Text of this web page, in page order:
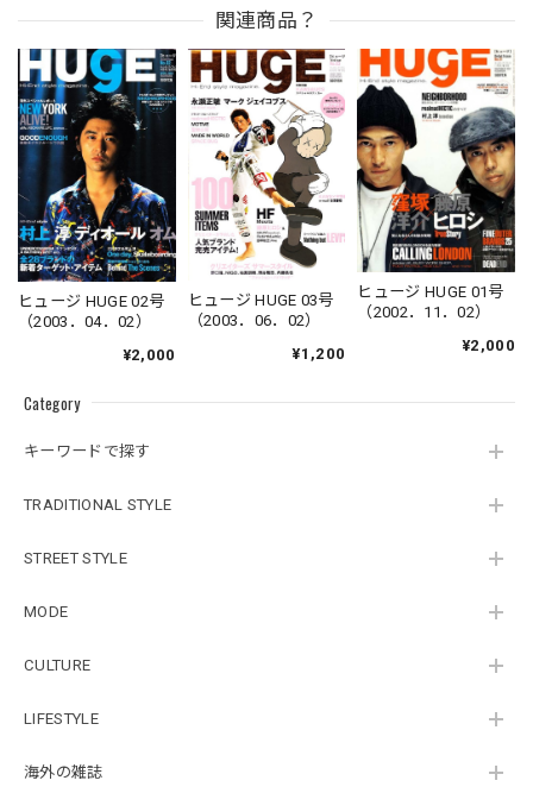
Category
キーワードで探す
TRADITIONAL STYLE
STREET STYLE
MODE
CULTURE
LIFESTYLE
海外の雑誌
関連商品？
ヒュージ HUGE 02号
（2003．04．02）
¥2,000
ヒュージ HUGE 03号
（2003．06．02）
¥1,200
ヒュージ HUGE 01号
（2002．11．02）
¥2,000